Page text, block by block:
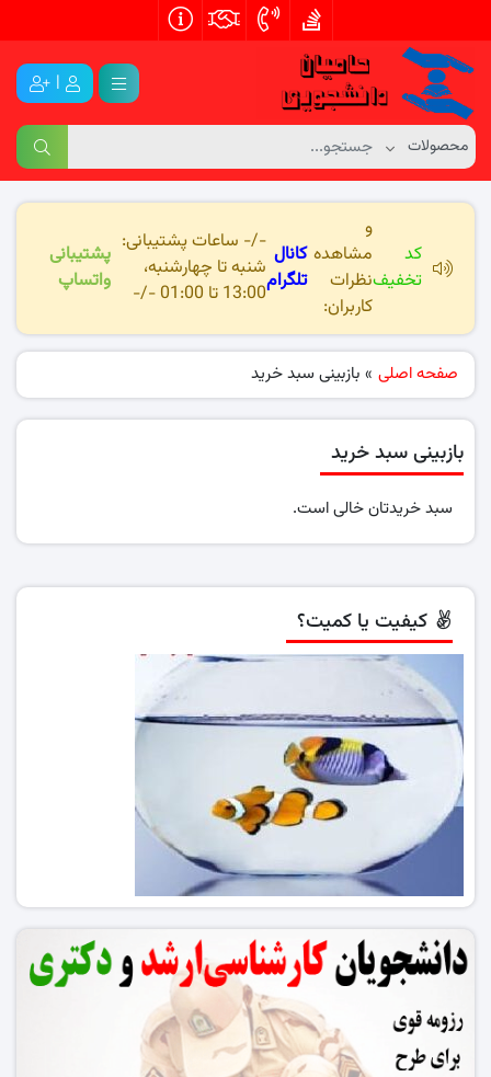
|
کد
تخفیف
و
مشاهده
نظرات
کاربران:
کانال
تلگرام
-/- ساعات پشتیبانی:
شنبه تا چهارشنبه،
13:00 تا 01:00 -/-
پشتیبانی
واتساپ
صفحه اصلی » بازبینی سبد خرید
بازبینی سبد خرید
سبد خریدتان خالی است.
کیفیت یا کمیت؟